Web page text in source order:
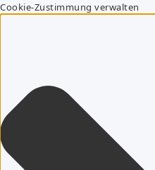
Cookie-Zustimmung verwalten